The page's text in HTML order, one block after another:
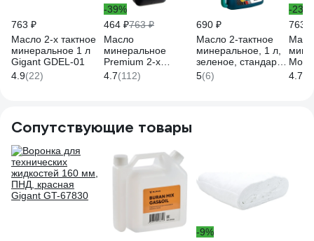
763 ₽
Масло 2-х тактное
минеральное 1 л
Gigant GDEL-01
4.9(22)
-39%
464 ₽763 ₽
Масло
минеральное
Premium 2-х
тактное 1 л Gigant
G-0401
4.7(112)
690 ₽
Масло 2-тактное
минеральное, 1 л,
зеленое, стандарт
API TB, с
дозатором DDE
5(6)
-23%
763 ₽
(1 л)
4.7
Сопутствующие товары
-9%